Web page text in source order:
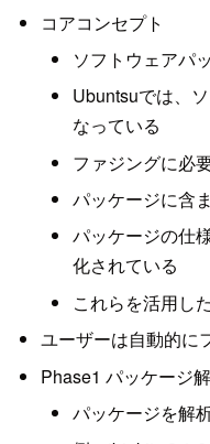
コアコンセプト
ソフトウェアパ
Ubuntsuでは、
なっている
ファジングに必
パッケージに含
パッケージの仕
化されている
これらを活用し
ユーザーは自動的に
Phase1 パッケージ
パッケージを解